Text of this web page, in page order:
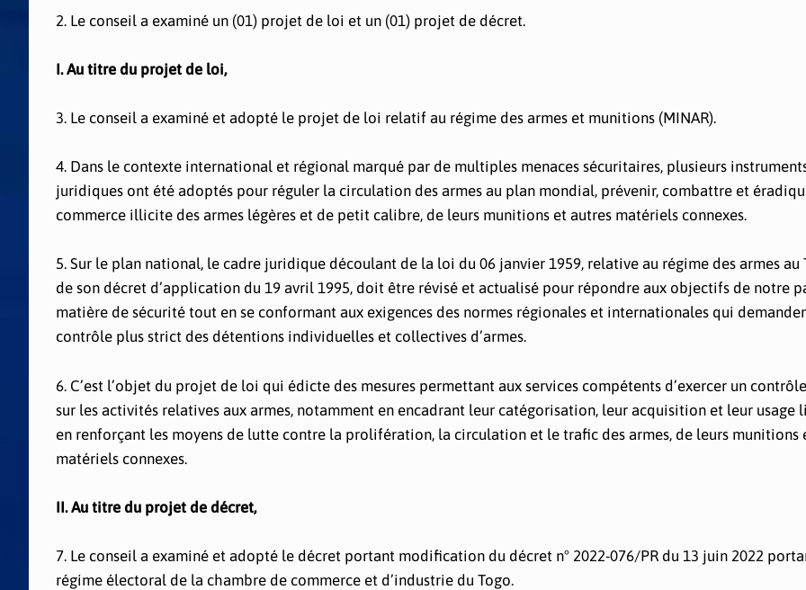
2. Le conseil a examiné un (01) projet de loi et un (01) projet de décret.
I. Au titre du projet de loi,
3. Le conseil a examiné et adopté le projet de loi relatif au régime des armes et munitions (MINAR).
4. Dans le contexte international et régional marqué par de multiples menaces sécuritaires, plusieurs
juridiques ont été adoptés pour réguler la circulation des armes au plan mondial, prévenir, combattre et
commerce illicite des armes légères et de petit calibre, de leurs munitions et autres matériels connexes.
5. Sur le plan national, le cadre juridique découlant de la loi du 06 janvier 1959, relative au régime des armes au
de son décret d’application du 19 avril 1995, doit être révisé et actualisé pour répondre aux objectifs de notre
matière de sécurité tout en se conformant aux exigences des normes régionales et internationales qui
contrôle plus strict des détentions individuelles et collectives d’armes.
6. C’est l’objet du projet de loi qui édicte des mesures permettant aux services compétents d’exercer un
sur les activités relatives aux armes, notamment en encadrant leur catégorisation, leur acquisition et leur usage
en renforçant les moyens de lutte contre la prolifération, la circulation et le trafic des armes, de leurs munitions
matériels connexes.
II. Au titre du projet de décret,
7. Le conseil a examiné et adopté le décret portant modification du décret n° 2022-076/PR du 13 juin 2022
régime électoral de la chambre de commerce et d’industrie du Togo.